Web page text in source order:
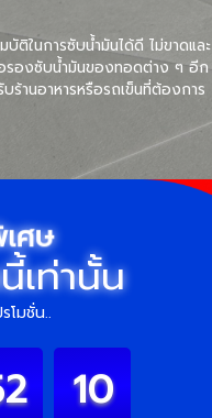
ในการซับน้ำมันได้ดี ไม่ขาดและ
อรองซับน้ำมันของทอดต่าง ๆ อีก
ร้านอาหารหรือรถเข็นที่ต้องการ
ศษ
เท่านั้น
โมชั่น..
09